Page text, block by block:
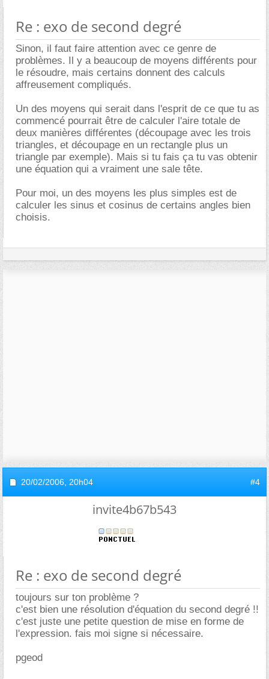
Re : exo de second degré
Sinon, il faut faire attention avec ce genre de
problèmes. Il y a beaucoup de moyens différents pour
le résoudre, mais certains donnent des calculs
affreusement compliqués.
Un des moyens qui serait dans l'esprit de ce que tu as
commencé pourrait être de calculer l'aire totale de
deux manières différentes (découpage avec les trois
triangles, et découpage en un rectangle plus un
triangle par exemple). Mais si tu fais ça tu vas obtenir
une équation qui a vraiment une sale tête.
Pour moi, un des moyens les plus simples est de
calculer les sinus et cosinus de certains angles bien
choisis.
20/02/2006, 20h04 #4
invite4b67b543
Re : exo de second degré
toujours sur ton problème ?
c'est bien une résolution d'équation du second degré !!
c'est juste une petite question de mise en forme de
l'expression. fais moi signe si nécessaire.
pgeod